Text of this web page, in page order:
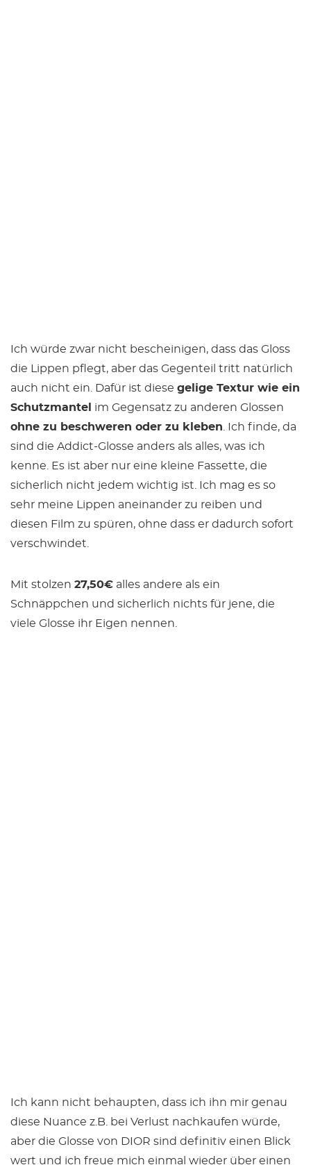
Ich würde zwar nicht bescheinigen, dass das Gloss
die Lippen pflegt, aber das Gegenteil tritt natürlich
auch nicht ein. Dafür ist diese gelige Textur wie ein
Schutzmantel
im Gegensatz zu anderen Glossen
ohne zu beschweren oder zu kleben . Ich finde, da
sind die Addict-Glosse anders als alles, was ich
kenne. Es ist aber nur eine kleine Fassette, die
sicherlich nicht jedem wichtig ist. Ich mag es so
sehr meine Lippen aneinander zu reiben und
diesen Film zu spüren, ohne dass er dadurch sofort
verschwindet.
Mit stolzen 27,50€ alles andere als ein
Schnäppchen und sicherlich nichts für jene, die
viele Glosse ihr Eigen nennen.
Ich kann nicht behaupten, dass ich ihn mir genau
diese Nuance z.B. bei Verlust nachkaufen würde,
aber die Glosse von DIOR sind definitiv einen Blick
wert und ich freue mich einmal wieder über einen